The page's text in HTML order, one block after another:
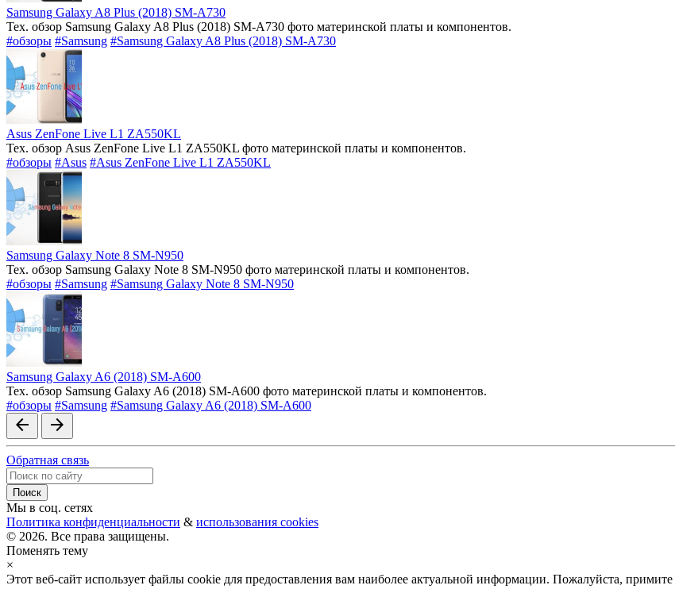
Samsung Galaxy A8 Plus (2018) SM-A730
Тех. обзор Samsung Galaxy A8 Plus (2018) SM-A730 фото материнской платы и компонентов.
#обзоры #Samsung #Samsung Galaxy A8 Plus (2018) SM-A730
Asus ZenFone Live L1 ZA550KL
Тех. обзор Asus ZenFone Live L1 ZA550KL фото материнской платы и компонентов.
#обзоры #Asus #Asus ZenFone Live L1 ZA550KL
Samsung Galaxy Note 8 SM-N950
Тех. обзор Samsung Galaxy Note 8 SM-N950 фото материнской платы и компонентов.
#обзоры #Samsung #Samsung Galaxy Note 8 SM-N950
Samsung Galaxy A6 (2018) SM-A600
Тех. обзор Samsung Galaxy A6 (2018) SM-A600 фото материнской платы и компонентов.
#обзоры #Samsung #Samsung Galaxy A6 (2018) SM-A600
arrow_back arrow_forward
Обратная связь
Мы в соц. сетях
Политика конфиденциальности & использования cookies
© 2026. Все права защищены.
Поменять тему
×
Этот веб-сайт использует файлы cookie для предоставления вам наиболее актуальной информации. Пожалуйста,